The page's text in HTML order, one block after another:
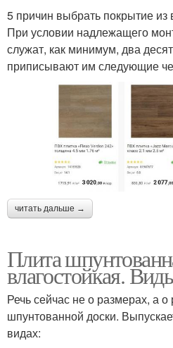
5 причин выбрать покрытие из
При условии надлежащего
служат, как минимум, два
приписывают им следующие
читать дальше →
Плита
влагостойкая.
Речь сейчас не о размерах, а о
шпунтованной доски.
видах: